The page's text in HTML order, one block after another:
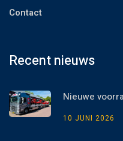
Contact
Recent nieuws
Nieuwe
10 JUNI 2026